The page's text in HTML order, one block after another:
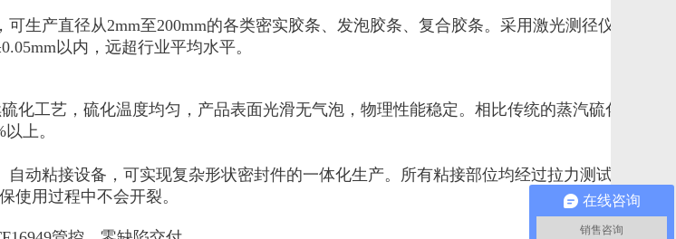
生产直径从2mm至200mm的各类密实胶条、发泡胶条、复合胶条。采用激光测径仪实时监
以内，远超行业平均水平。
化工艺，硫化温度均匀，产品表面光滑无气泡，物理性能稳定。相比传统的蒸汽硫化工艺，
上。
动粘接设备，可实现复杂形状密封件的一体化生产。所有粘接部位均经过拉力测试，粘接
使用过程中不会开裂。
在线咨询
销售咨询